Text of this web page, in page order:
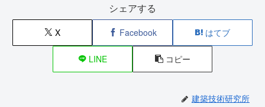
シェアする
X Facebook はてブ
LINE コピー
建築技術研究所